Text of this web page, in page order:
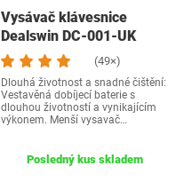
Vysávač klávesnice
Dealswin ‎DC-001-UK
(49×)
Dlouhá životnost a snadné čištění:
Vestavěná dobíjecí baterie s
dlouhou životností a vynikajícím
výkonem. Menší vysavač…
Posledný kus skladem